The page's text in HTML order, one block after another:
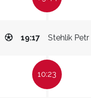
Stehlík Petr
19:17
10:23